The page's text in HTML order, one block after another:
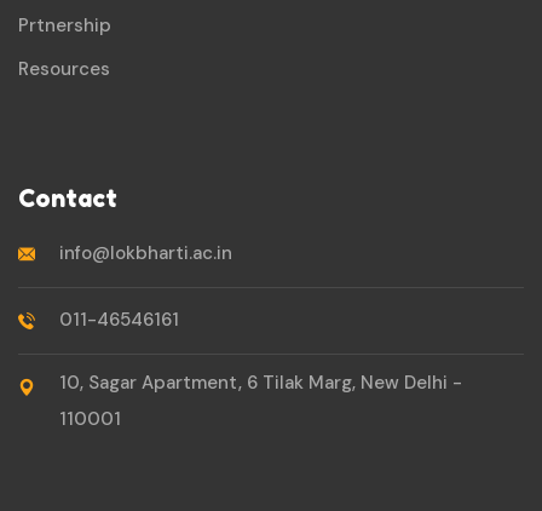
Prtnership
Resources
Contact
info@lokbharti.ac.in
011-46546161
10, Sagar Apartment, 6 Tilak Marg, New Delhi -
110001